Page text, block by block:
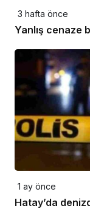
3 hafta önce
Yanlış cenaze
1 ay önce
Hatay’da